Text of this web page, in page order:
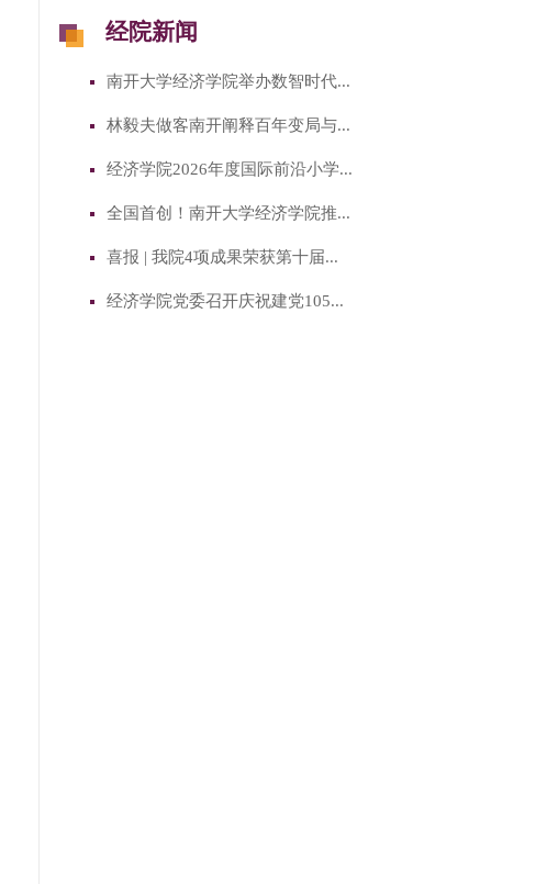
经院新闻
南开大学经济学院举办数智时代...
林毅夫做客南开阐释百年变局与...
经济学院2026年度国际前沿小学...
全国首创！南开大学经济学院推...
喜报 | 我院4项成果荣获第十届...
经济学院党委召开庆祝建党105...